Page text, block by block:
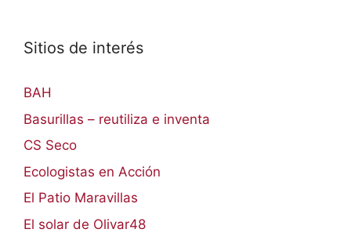
Sitios de interés
BAH
Basurillas – reutiliza e inventa
CS Seco
Ecologistas en Acción
El Patio Maravillas
El solar de Olivar48